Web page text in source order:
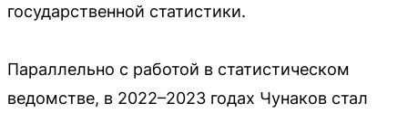
государственной статистики.
Параллельно с работой в статистическом
ведомстве, в 2022–2023 годах Чунаков стал